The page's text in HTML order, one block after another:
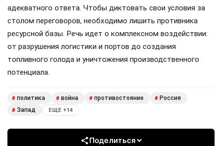
адекватного ответа. Чтобы диктовать свои условия за
столом переговоров, необходимо лишить противника
ресурсной базы. Речь идет о комплексном воздействии:
от разрушения логистики и портов до создания
топливного голода и уничтожения производственного
потенциала.
# политика # война # противостояние # Россия
# Запад ЕЩЕ +14
Поделиться